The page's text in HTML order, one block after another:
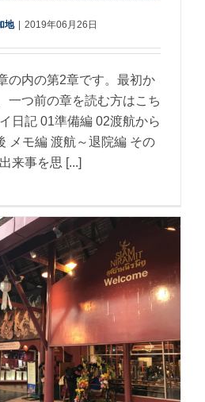
地 2019年06月26日
の内の第2章です。最初か
一つ前の章を読む方はこち
日記 01準備編 02渡航から
メモ編 渡航～退院編 その
来事を思 [...]